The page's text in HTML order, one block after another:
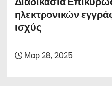
ηλεκτρονικών
ισχύς
Μαρ 28, 2025